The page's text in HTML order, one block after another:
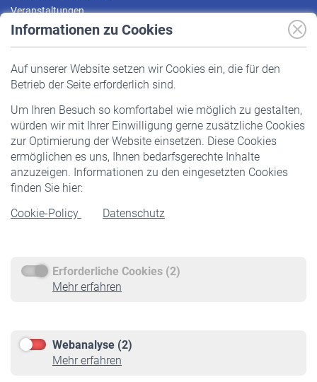
Informationen zu Cookies
Auf unserer Website setzen wir Cookies ein, die für den
Betrieb der Seite erforderlich sind.
Um Ihren Besuch so komfortabel wie möglich zu gestalten,
würden wir mit Ihrer Einwilligung gerne zusätzliche Cookies
zur Optimierung der Website einsetzen. Diese Cookies
ermöglichen es uns, Ihnen bedarfsgerechte Inhalte
anzuzeigen. Informationen zu den eingesetzten Cookies
finden Sie hier:
Cookie-Policy
Datenschutz
Erforderliche Cookies (2)
Mehr erfahren
Webanalyse (2)
Mehr erfahren
Veranstaltungen
Pflichtversicherung
Staatliche Förderung
Veranstaltungen
Rentner
Rentenbeginn
Rente beantragen
Service
Informationen
Online-Rechner
VBLnewsletter